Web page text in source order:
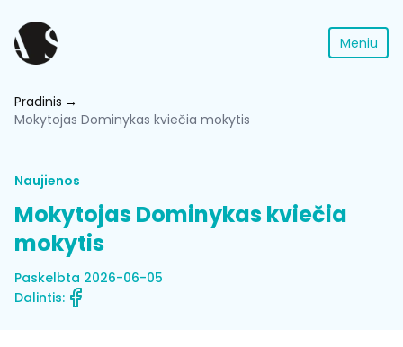
Meniu
Pradinis
Mokytojas Dominykas kviečia mokytis
Naujienos
Mokytojas Dominykas kviečia
mokytis
Paskelbta 2026-06-05
Dalintis: